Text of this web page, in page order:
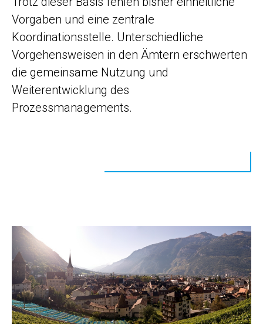
Vorgaben und eine zentrale
Koordinationsstelle. Unterschiedliche
Vorgehensweisen in den Ämtern erschwerten
die gemeinsame Nutzung und
Weiterentwicklung des
Prozessmanagements.